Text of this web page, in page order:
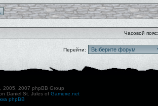
Часовой
Перейти:
2005, 2007 phpBB Group
Daniel St. Jules of Gamexe.net
phpBB